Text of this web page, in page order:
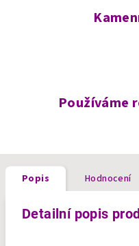
Používáme
Popis Hodnocení
Detailní popis